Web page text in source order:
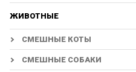
ЖИВОТНЫЕ
СМЕШНЫЕ КОТЫ
СМЕШНЫЕ СОБАКИ